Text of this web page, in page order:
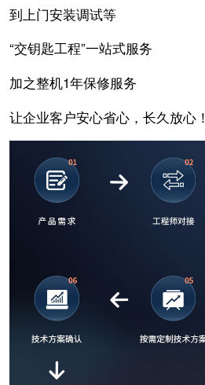
到上门安装调试等
“交钥匙工程”一站式服务
加之整机1年保修服务
让企业客户安心省心，长久放心！